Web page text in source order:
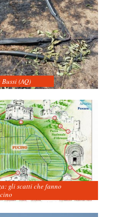
(AQ)
gli scatti che fanno